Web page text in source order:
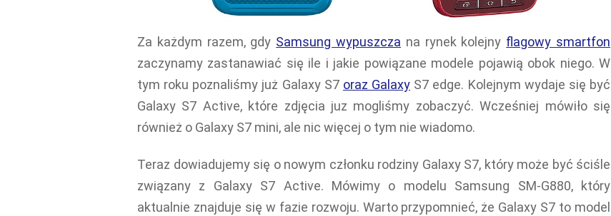
Za każdym razem, gdy Samsung wypuszcza na rynek kolejny flagowy smartfon
zaczynamy zastanawiać się ile i jakie powiązane modele pojawią obok niego. W
tym roku poznaliśmy już Galaxy S7 oraz Galaxy S7 edge. Kolejnym wydaje się być
Galaxy S7 Active, które zdjęcia juz mogliśmy zobaczyć. Wcześniej mówiło się
również o Galaxy S7 mini, ale nic więcej o tym nie wiadomo.
Teraz dowiadujemy się o nowym członku rodziny Galaxy S7, który może być ściśle
związany z Galaxy S7 Active. Mówimy o modelu Samsung SM-G880, który
aktualnie znajduje się w fazie rozwoju. Warto przypomnieć, że Galaxy S7 to model